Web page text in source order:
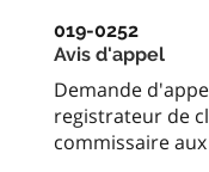
019-0252
Avis d'appel
Demande
registrateur de
commissaire